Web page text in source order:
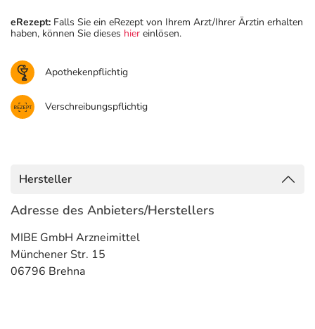
eRezept: Falls Sie ein eRezept von Ihrem Arzt/Ihrer Ärztin erhalten
haben, können Sie dieses hier einlösen.
Apothekenpflichtig
Verschreibungspflichtig
Hersteller
Adresse des Anbieters/Herstellers
MIBE GmbH Arzneimittel
Münchener Str. 15
06796 Brehna